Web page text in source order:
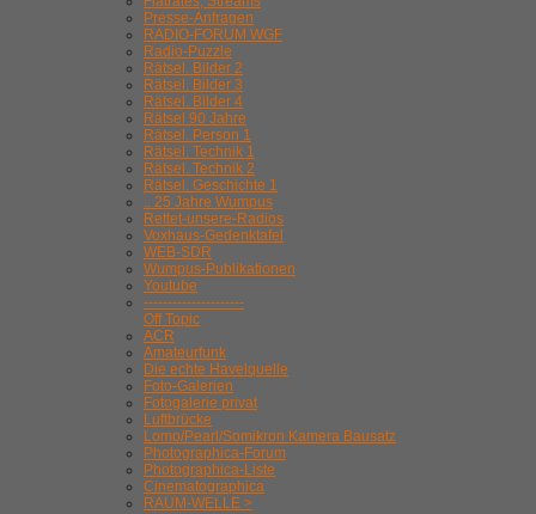
Presse-Anfragen
RADIO-FORUM WGF
Radio-Puzzle
Rätsel. Bilder 2
Rätsel. Bilder 3
Rätsel. Bilder 4
Rätsel 90 Jahre
Rätsel. Person 1
Rätsel. Technik 1
Rätsel. Technik 2
Rätsel. Geschichte 1
.. 25 Jahre Wumpus
Rettet-unsere-Radios
Voxhaus-Gedenktafel
WEB-SDR
Wumpus-Publikationen
Youtube
---------------------
Off Topic
ACR
Amateurfunk
Die echte Havelquelle
Foto-Galerien
Fotogalerie privat
Luftbrücke
Lomo/Pearl/Somikron Kamera Bausatz
Photographica-Forum
Photographica-Liste
Cinematographica
RAUM-WELLE >